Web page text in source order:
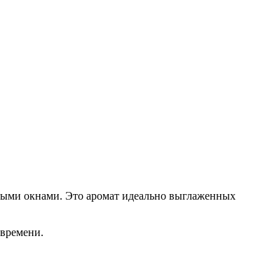
окнами. Это аромат идеально выглаженных